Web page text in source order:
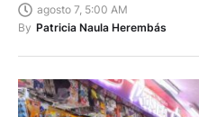
agosto 7, 5:00 AM
By Patricia Naula Herembás